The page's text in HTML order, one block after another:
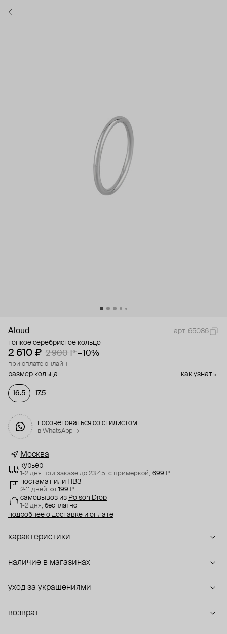
Aloud
арт. 65086
тонкое серебристое кольцо
2 610 ₽ 2 900 ₽ −10%
при оплате онлайн
размер кольца: как узнать
16.5 17.5
посоветоваться со стилистом
в WhatsApp →
Москва
курьер
1-2 дня при заказе до 23:45, с примеркой, 699 ₽
постамат или ПВЗ
2-11 дней, от 199 ₽
самовывоз из Poison Drop
1-2 дня, бесплатно
подробнее о доставке и оплате
характеристики
наличие в магазинах
уход за украшениями
возврат